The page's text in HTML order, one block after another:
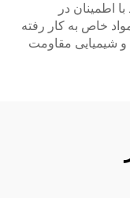
اطمینان در
خاص به کار رفته
و شیمیایی مقاومت